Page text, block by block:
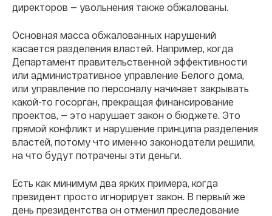
директоров — увольнения также обжалованы.
Основная масса обжалованных нарушений
касается разделения властей. Например, когда
Департамент правительственной эффективности
или административное управление Белого дома,
или управление по персоналу начинает закрывать
какой-то госорган, прекращая финансирование
проектов, — это нарушает закон о бюджете. Это
прямой конфликт и нарушение принципа разделения
властей, потому что именно законодатели решили,
на что будут потрачены эти деньги.
Есть как минимум два ярких примера, когда
президент просто игнорирует закон. В первый же
день президентства он отменил преследование